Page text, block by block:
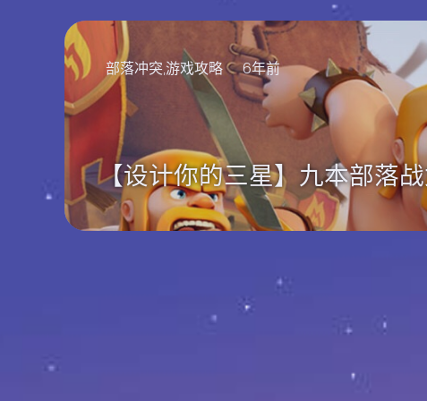
【设计你的三星】九本部落
部落冲突,游戏攻略 6年前